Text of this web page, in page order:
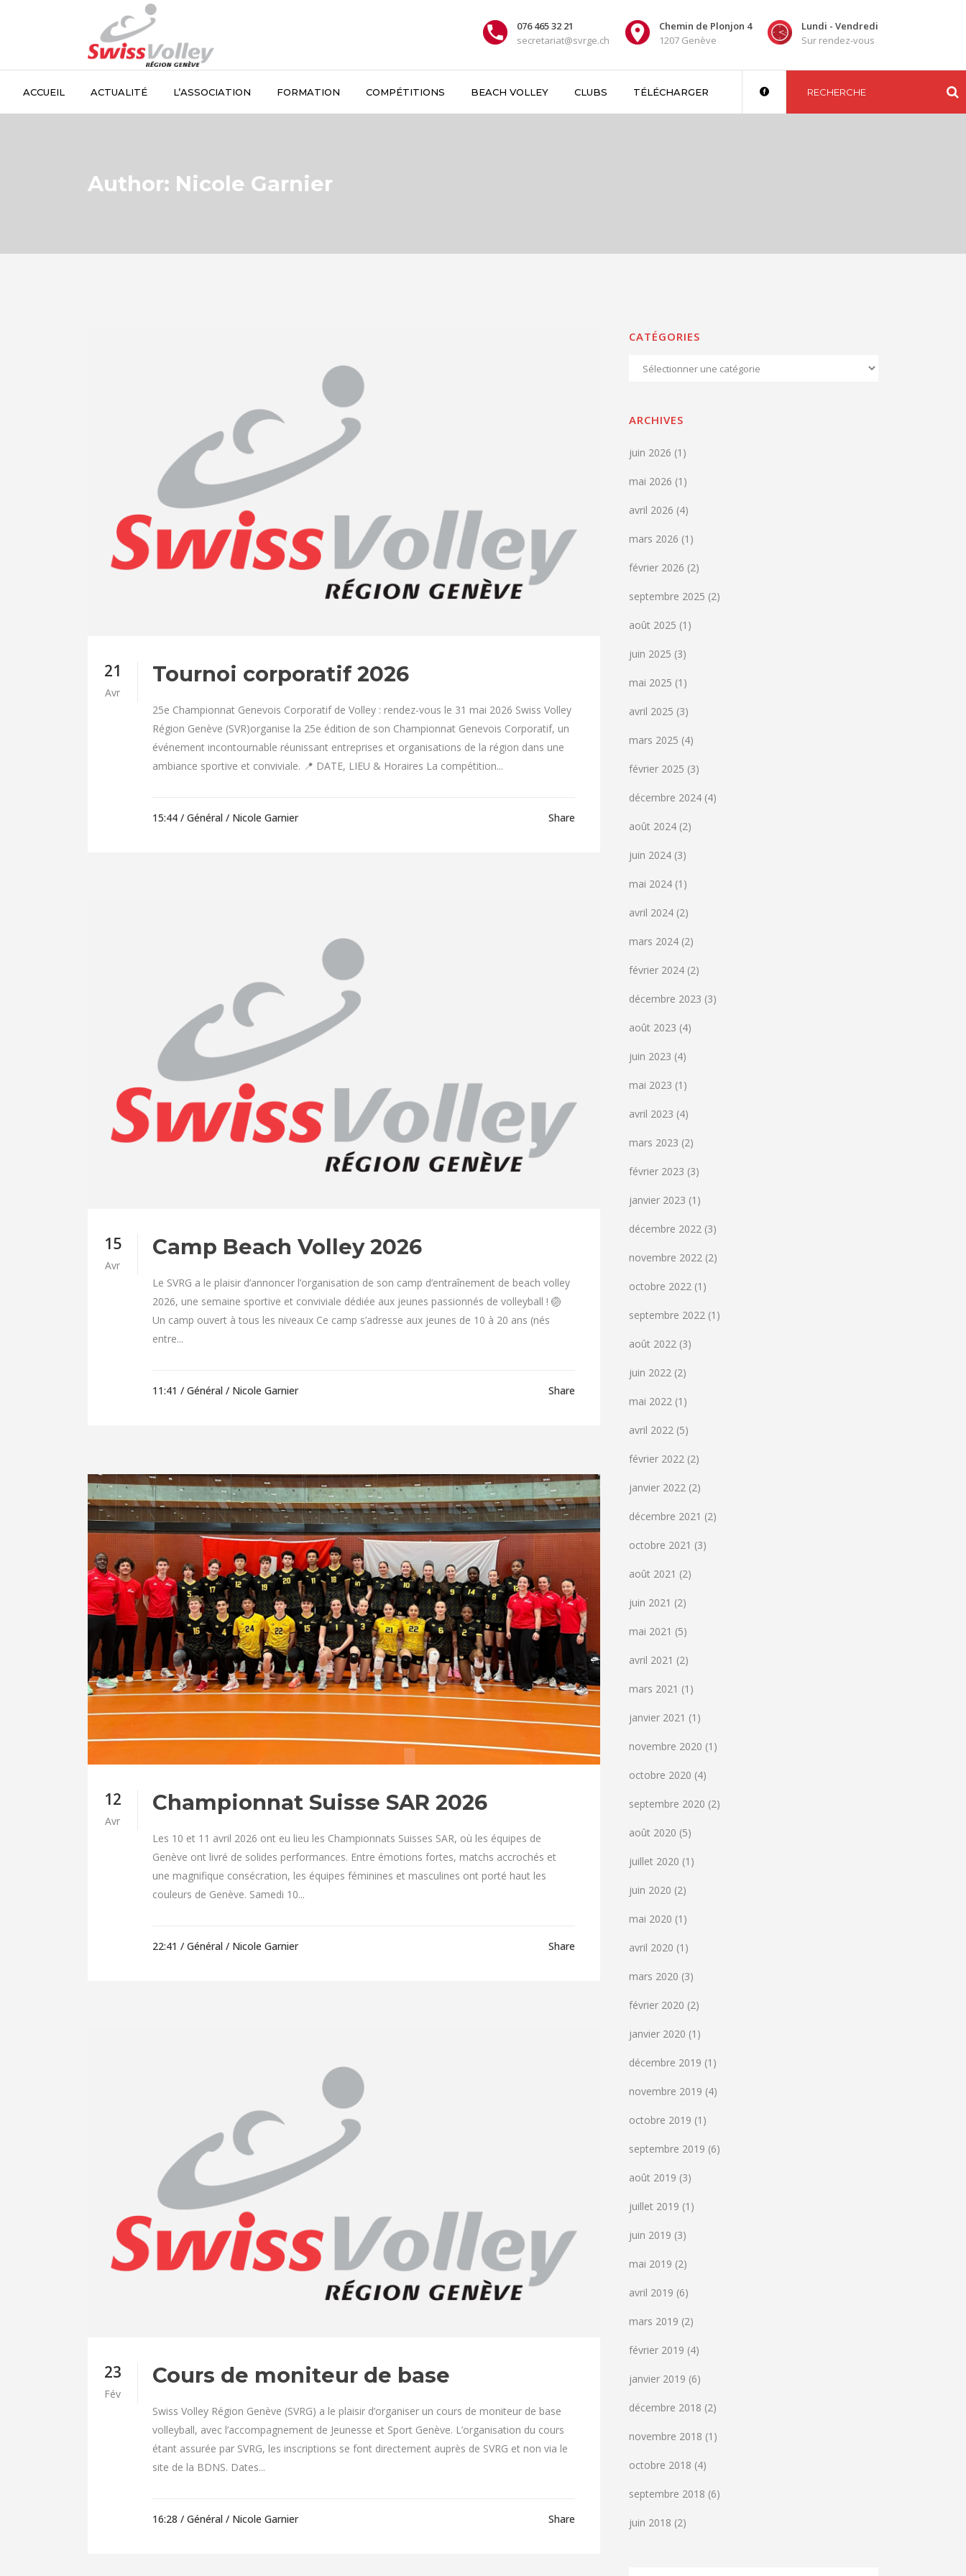
076 465 32 21
secretariat@svrge.ch
Chemin de Plonjon 4
1207 Genève
Lundi - Vendredi
Sur rendez-vous
ACCUEIL ACTUALITÉ L’ASSOCIATION FORMATION COMPÉTITIONS BEACH VOLLEY CLUBS TÉLÉCHARGER
Author: Nicole Garnier
21
Avr
Tournoi corporatif 2026
25e Championnat Genevois Corporatif de Volley : rendez-vous le 31 mai 2026 Swiss Volley
Région Genève (SVR)organise la 25e édition de son Championnat Genevois Corporatif, un
événement incontournable réunissant entreprises et organisations de la région dans une
ambiance sportive et conviviale. 📍 DATE, LIEU & Horaires La compétition...
15:44 / Général / Nicole Garnier Share
15
Avr
Camp Beach Volley 2026
Le SVRG a le plaisir d’annoncer l’organisation de son camp d’entraînement de beach volley
2026, une semaine sportive et conviviale dédiée aux jeunes passionnés de volleyball ! 🏐
Un camp ouvert à tous les niveaux Ce camp s’adresse aux jeunes de 10 à 20 ans (nés
entre...
11:41 / Général / Nicole Garnier Share
12
Avr
Championnat Suisse SAR 2026
Les 10 et 11 avril 2026 ont eu lieu les Championnats Suisses SAR, où les équipes de
Genève ont livré de solides performances. Entre émotions fortes, matchs accrochés et
une magnifique consécration, les équipes féminines et masculines ont porté haut les
couleurs de Genève. Samedi 10...
22:41 / Général / Nicole Garnier Share
23
Fév
Cours de moniteur de base
Swiss Volley Région Genève (SVRG) a le plaisir d’organiser un cours de moniteur de base
volleyball, avec l’accompagnement de Jeunesse et Sport Genève. L’organisation du cours
étant assurée par SVRG, les inscriptions se font directement auprès de SVRG et non via le
site de la BDNS. Dates...
16:28 / Général / Nicole Garnier Share
CATÉGORIES
Catégories
ARCHIVES
juin 2026 (1)
mai 2026 (1)
avril 2026 (4)
mars 2026 (1)
février 2026 (2)
septembre 2025 (2)
août 2025 (1)
juin 2025 (3)
mai 2025 (1)
avril 2025 (3)
mars 2025 (4)
février 2025 (3)
décembre 2024 (4)
août 2024 (2)
juin 2024 (3)
mai 2024 (1)
avril 2024 (2)
mars 2024 (2)
février 2024 (2)
décembre 2023 (3)
août 2023 (4)
juin 2023 (4)
mai 2023 (1)
avril 2023 (4)
mars 2023 (2)
février 2023 (3)
janvier 2023 (1)
décembre 2022 (3)
novembre 2022 (2)
octobre 2022 (1)
septembre 2022 (1)
août 2022 (3)
juin 2022 (2)
mai 2022 (1)
avril 2022 (5)
février 2022 (2)
janvier 2022 (2)
décembre 2021 (2)
octobre 2021 (3)
août 2021 (2)
juin 2021 (2)
mai 2021 (5)
avril 2021 (2)
mars 2021 (1)
janvier 2021 (1)
novembre 2020 (1)
octobre 2020 (4)
septembre 2020 (2)
août 2020 (5)
juillet 2020 (1)
juin 2020 (2)
mai 2020 (1)
avril 2020 (1)
mars 2020 (3)
février 2020 (2)
janvier 2020 (1)
décembre 2019 (1)
novembre 2019 (4)
octobre 2019 (1)
septembre 2019 (6)
août 2019 (3)
juillet 2019 (1)
juin 2019 (3)
mai 2019 (2)
avril 2019 (6)
mars 2019 (2)
février 2019 (4)
janvier 2019 (6)
décembre 2018 (2)
novembre 2018 (1)
octobre 2018 (4)
septembre 2018 (6)
juin 2018 (2)